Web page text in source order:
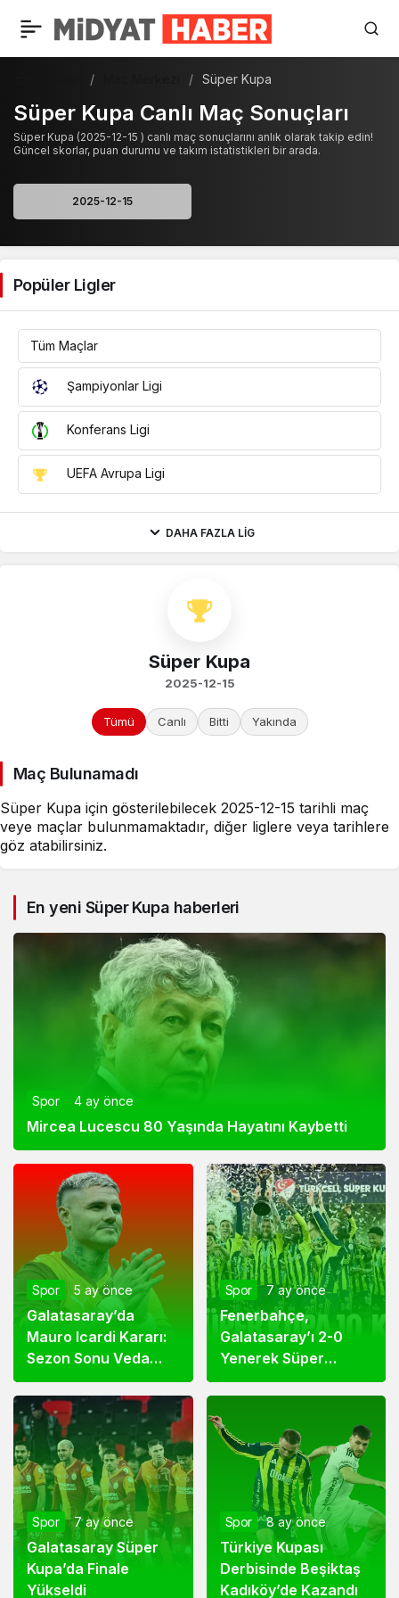
Süper Kupa
Süper Kupa Canlı Maç Sonuçları
Süper Kupa (2025-12-15 ) canlı maç sonuçlarını anlık olarak takip edin!
Güncel skorlar, puan durumu ve takım istatistikleri bir arada.
Popüler Ligler
Tüm Maçlar
Şampiyonlar Ligi
Konferans Ligi
UEFA Avrupa Ligi
DAHA FAZLA LIG
Süper Kupa
2025-12-15
Tümü Canlı Bitti Yakında
Maç Bulunamadı
Süper Kupa için gösterilebilecek 2025-12-15 tarihli maç
veye maçlar bulunmamaktadır, diğer liglere veya tarihlere
göz atabilirsiniz.
En yeni Süper Kupa haberleri
Spor 4 ay önce
Mircea Lucescu 80 Yaşında Hayatını Kaybetti
Spor 5 ay önce
Galatasaray’da
Mauro Icardi Kararı:
Sezon Sonu Veda
Edilecek
Spor 7 ay önce
Fenerbahçe,
Galatasaray’ı 2-0
Yenerek Süper
Kupa’yı Kazandı
Spor 7 ay önce
Galatasaray Süper
Kupa’da Finale
Yükseldi
Spor 8 ay önce
Türkiye Kupası
Derbisinde Beşiktaş
Kadıköy’de Kazandı